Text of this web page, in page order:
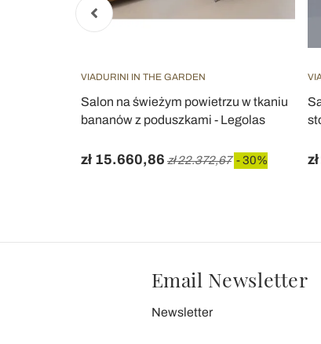
VIADURINI IN THE GARDEN
Salon na świeżym powietrzu w tkaniu
bananów z poduszkami - Legolas
zł 15.660,86 zł 22.372,67 - 30%
Email Newsletter
Newsletter